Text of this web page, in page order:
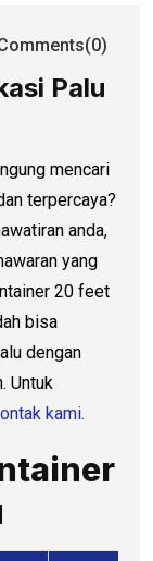
Palu
mencari
terpercaya?
anda,
yang
20 feet
bisa
dengan
Untuk
kami.